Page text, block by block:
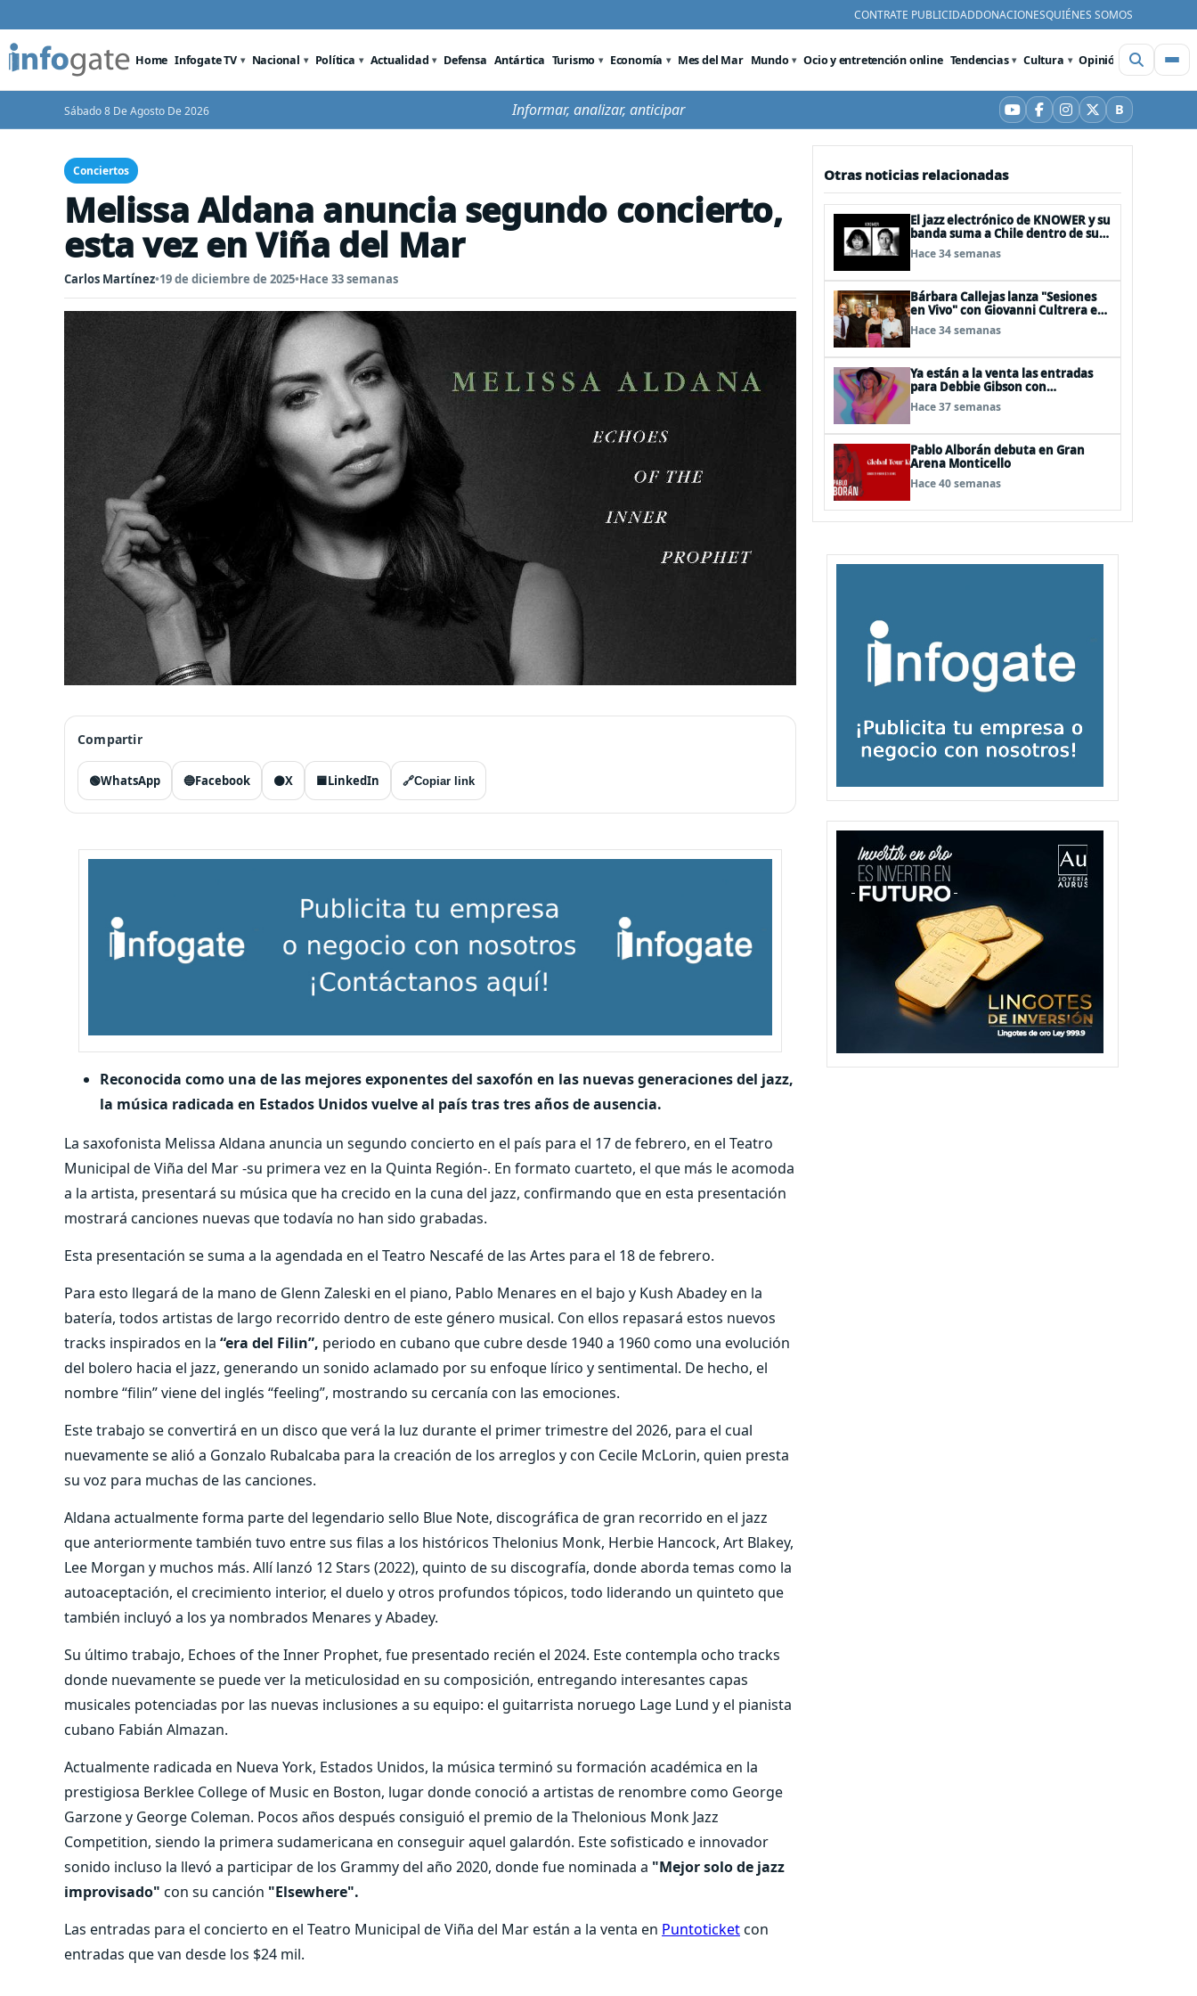
CONTRATE PUBLICIDADDONACIONESQUIÉNES SOMOS
Home Infogate TV Nacional Política Actualidad Defensa Antártica Turismo Economía Mes del Mar Mundo Ocio y entretención online Tendencias Cultura Opinión Videos
Sábado 8 De Agosto De 2026 Informar, analizar, anticipar YouTube
Facebook
Instagram
X BBluesky
Conciertos
Melissa Aldana anuncia segundo concierto,
esta vez en Viña del Mar
Carlos Martínez•19 de diciembre de 2025•Hace 33 semanas
Compartir
🟢WhatsApp 🔵Facebook ⚫X 🟦LinkedIn 🔗Copiar link
Reconocida como una de las mejores exponentes del saxofón en las nuevas generaciones del jazz,
la música radicada en Estados Unidos vuelve al país tras tres años de ausencia.
La saxofonista Melissa Aldana anuncia un segundo concierto en el país para el 17 de febrero, en el Teatro
Municipal de Viña del Mar -su primera vez en la Quinta Región-. En formato cuarteto, el que más le acomoda
a la artista, presentará su música que ha crecido en la cuna del jazz, confirmando que en esta presentación
mostrará canciones nuevas que todavía no han sido grabadas.
Esta presentación se suma a la agendada en el Teatro Nescafé de las Artes para el 18 de febrero.
Para esto llegará de la mano de Glenn Zaleski en el piano, Pablo Menares en el bajo y Kush Abadey en la
batería, todos artistas de largo recorrido dentro de este género musical. Con ellos repasará estos nuevos
tracks inspirados en la “era del Filin”, periodo en cubano que cubre desde 1940 a 1960 como una evolución
del bolero hacia el jazz, generando un sonido aclamado por su enfoque lírico y sentimental. De hecho, el
nombre “filin” viene del inglés “feeling”, mostrando su cercanía con las emociones.
Este trabajo se convertirá en un disco que verá la luz durante el primer trimestre del 2026, para el cual
nuevamente se alió a Gonzalo Rubalcaba para la creación de los arreglos y con Cecile McLorin, quien presta
su voz para muchas de las canciones.
Aldana actualmente forma parte del legendario sello Blue Note, discográfica de gran recorrido en el jazz
que anteriormente también tuvo entre sus filas a los históricos Thelonius Monk, Herbie Hancock, Art Blakey,
Lee Morgan y muchos más. Allí lanzó 12 Stars (2022), quinto de su discografía, donde aborda temas como la
autoaceptación, el crecimiento interior, el duelo y otros profundos tópicos, todo liderando un quinteto que
también incluyó a los ya nombrados Menares y Abadey.
Su último trabajo, Echoes of the Inner Prophet, fue presentado recién el 2024. Este contempla ocho tracks
donde nuevamente se puede ver la meticulosidad en su composición, entregando interesantes capas
musicales potenciadas por las nuevas inclusiones a su equipo: el guitarrista noruego Lage Lund y el pianista
cubano Fabián Almazan.
Actualmente radicada en Nueva York, Estados Unidos, la música terminó su formación académica en la
prestigiosa Berklee College of Music en Boston, lugar donde conoció a artistas de renombre como George
Garzone y George Coleman. Pocos años después consiguió el premio de la Thelonious Monk Jazz
Competition, siendo la primera sudamericana en conseguir aquel galardón. Este sofisticado e innovador
sonido incluso la llevó a participar de los Grammy del año 2020, donde fue nominada a "Mejor solo de jazz
improvisado" con su canción "Elsewhere".
Las entradas para el concierto en el Teatro Municipal de Viña del Mar están a la venta en Puntoticketcon
entradas que van desde los $24 mil.
Otras noticias relacionadas
El jazz electrónico de KNOWER y su
banda suma a Chile dentro de su
gira "KNOWER TOUR 2026": 16 de
mayo
Hace 34 semanas
Bárbara Callejas lanza "Sesiones
en Vivo" con Giovanni Cultrera en
Sala Master
Hace 34 semanas
Ya están a la venta las entradas
para Debbie Gibson con
“Nowstalgia Tour Reconquista”
Hace 37 semanas
Pablo Alborán debuta en Gran
Arena Monticello
Hace 40 semanas